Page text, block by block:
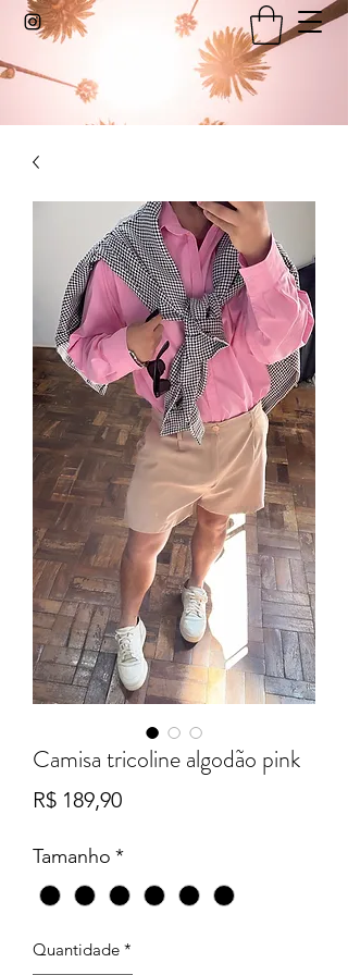
Camisa tricoline algodão pink
R$ 189,90Preço
Tamanho *
Quantidade *